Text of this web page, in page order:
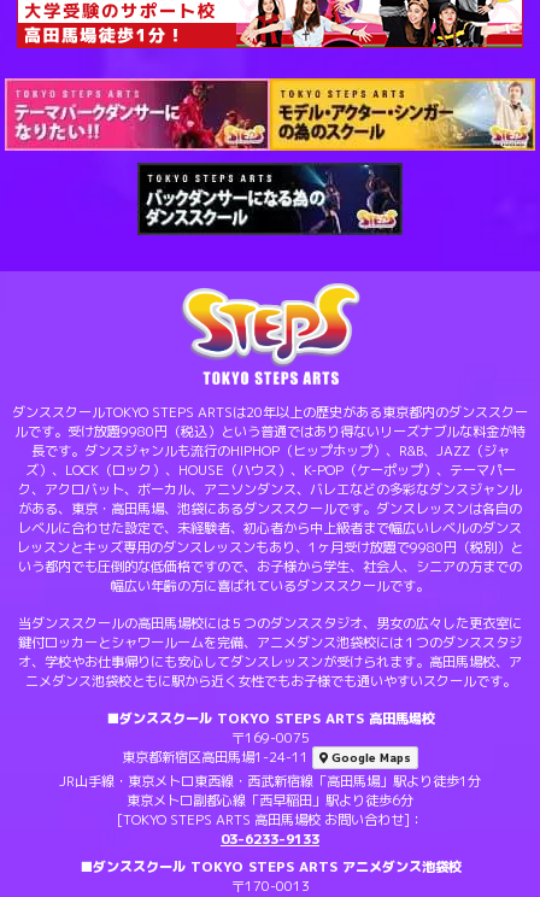
ダンススクールTOKYO STEPS ARTSは20年以上の歴史がある東京都内のダンススクー
ルです。受け放題9980円（税込）という普通ではあり得ないリーズナブルな料金が特
長です。ダンスジャンルも流行のHIPHOP（ヒップホップ）、R&B、JAZZ（ジャ
ズ）、LOCK（ロック）、HOUSE（ハウス）、K-POP（ケーポップ）、テーマパー
ク、アクロバット、ボーカル、アニソンダンス、バレエなどの多彩なダンスジャンル
がある、東京・高田馬場、池袋にあるダンススクールです。ダンスレッスンは各自の
レベルに合わせた設定で、未経験者、初心者から中上級者まで幅広いレベルのダンス
レッスンとキッズ専用のダンスレッスンもあり、1ヶ月受け放題で9980円（税別）と
いう都内でも圧倒的な低価格ですので、お子様から学生、社会人、シニアの方までの
幅広い年齢の方に喜ばれているダンススクールです。
当ダンススクールの高田馬場校には５つのダンススタジオ、男女の広々した更衣室に
鍵付ロッカーとシャワールームを完備、アニメダンス池袋校には１つのダンススタジ
オ、学校やお仕事帰りにも安心してダンスレッスンが受けられます。高田馬場校、ア
ニメダンス池袋校ともに駅から近く女性でもお子様でも通いやすいスクールです。
■ダンススクール TOKYO STEPS ARTS 高田馬場校
〒169-0075
東京都新宿区高田馬場1-24-11
Google Maps
JR山手線・東京メトロ東西線・西武新宿線「高田馬場」駅より徒歩1分
東京メトロ副都心線「西早稲田」駅より徒歩6分
[TOKYO STEPS ARTS 高田馬場校 お問い合わせ]：
03-6233-9133
■ダンススクール TOKYO STEPS ARTS アニメダンス池袋校
〒170-0013